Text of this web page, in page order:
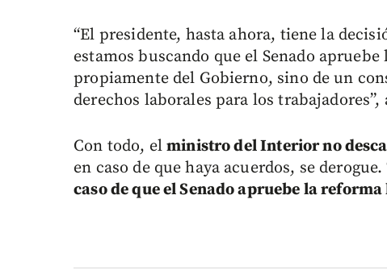
“El presidente, hasta ahora, tiene la
estamos buscando que el Senado
propiamente del Gobierno, sino de un
derechos laborales para los trabajadores”,
Con todo, elministro del Interior no
en caso de que haya acuerdos, se
caso de que el Senado apruebe la